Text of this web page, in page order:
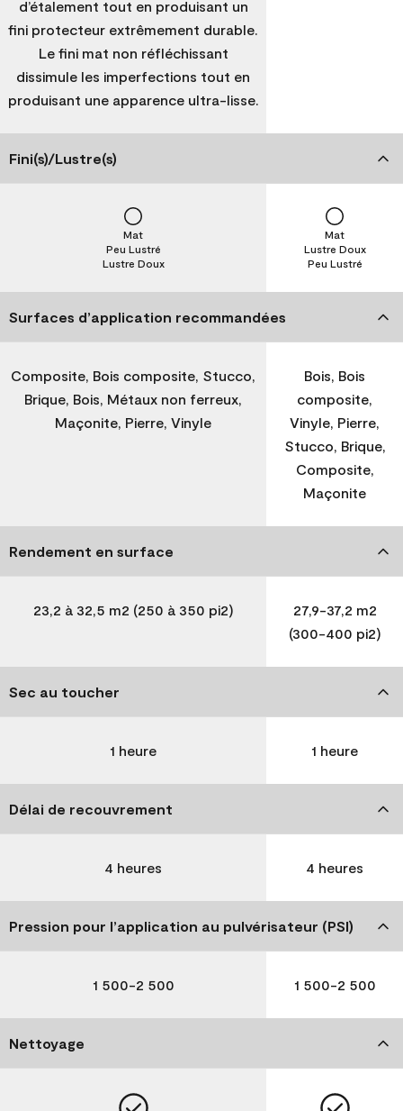
d’étalement tout en produisant un
fini protecteur extrêmement durable.
Le fini mat non réfléchissant
dissimule les imperfections tout en
produisant une apparence ultra-lisse.
Fini(s)/Lustre(s)
Lustre Doux
Peu Lustré
Mat
Peu Lustré
Lustre Doux
Mat
Surfaces d’application recommandées
Composite, Bois composite, Stucco,
Brique, Bois, Métaux non ferreux,
Maçonite, Pierre, Vinyle
Bois, Bois
composite,
Vinyle, Pierre,
Stucco, Brique,
Composite,
Maçonite
Rendement en surface
23,2 à 32,5 m2 (250 à 350 pi2)
27,9-37,2 m2
(300-400 pi2)
Sec au toucher
1 heure 1 heure
Délai de recouvrement
4 heures 4 heures
Pression pour l’application au pulvérisateur (PSI)
1 500-2 500 1 500-2 500
Nettoyage